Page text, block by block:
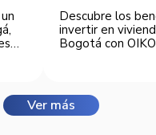
Descubre los
invertir en
Bogotá con
Ver más